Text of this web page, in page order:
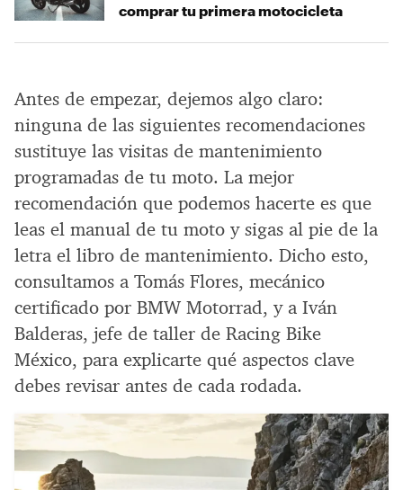
Antes de empezar, dejemos algo claro:
ninguna de las siguientes recomendaciones
sustituye las visitas de mantenimiento
programadas de tu moto. La mejor
recomendación que podemos hacerte es que
leas el manual de tu moto y sigas al pie de la
letra el libro de mantenimiento. Dicho esto,
consultamos a Tomás Flores, mecánico
certificado por BMW Motorrad, y a Iván
Balderas, jefe de taller de Racing Bike
México, para explicarte qué aspectos clave
debes revisar antes de cada rodada.
comprar tu primera motocicleta